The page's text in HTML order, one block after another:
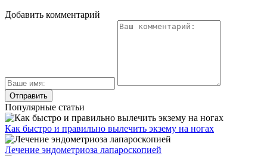
Добавить комментарий
Популярные статьи
Как быстро и правильно вылечить экзему на ногах
Лечение эндометриоза лапароскопией